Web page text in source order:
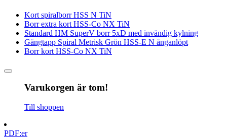
Kort spiralborr HSS N TiN
Borr extra kort HSS-Co NX TiN
Standard HM SuperV borr 5xD med invändig kylning
Gängtapp Spiral Metrisk Grön HSS-E N ånganlöpt
Borr kort HSS-Co NX TiN
Varukorgen är tom!
Till shoppen
PDF:er